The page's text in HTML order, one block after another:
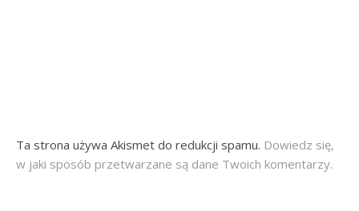
Ta strona używa Akismet do redukcji spamu. Dowiedz się,
w jaki sposób przetwarzane są dane Twoich komentarzy.